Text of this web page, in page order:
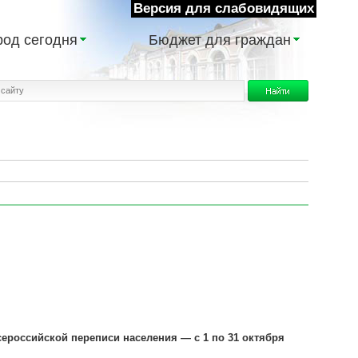
Версия для слабовидящих
сегодня Бюджет для граждан
переписи населения — с 1 по 31 октября